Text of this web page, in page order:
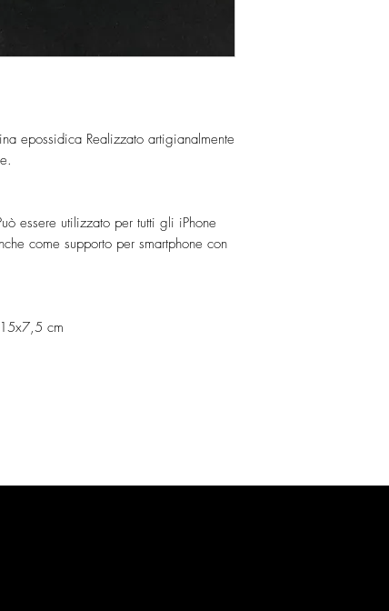
epossidica Realizzato artigianalmente
essere utilizzato per tutti gli iPhone
come supporto per smartphone con
cm